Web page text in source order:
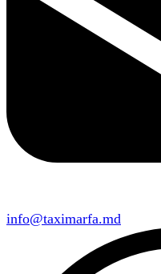
info@taximarfa.md